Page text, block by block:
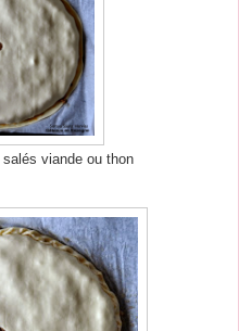
viande ou thon